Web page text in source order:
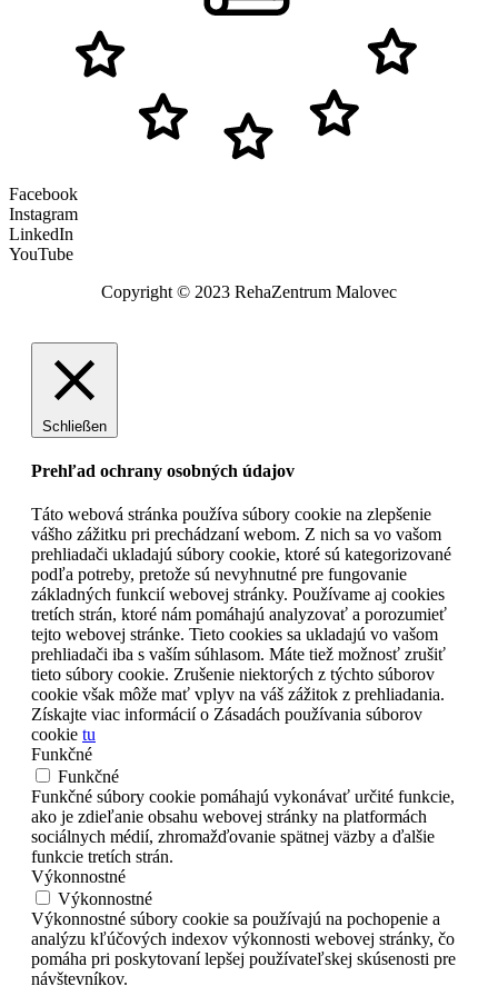
Facebook
Instagram
LinkedIn
YouTube
Copyright © 2023 RehaZentrum Malovec
Schließen
Prehľad ochrany osobných údajov
Táto webová stránka používa súbory cookie na zlepšenie
vášho zážitku pri prechádzaní webom. Z nich sa vo vašom
prehliadači ukladajú súbory cookie, ktoré sú kategorizované
podľa potreby, pretože sú nevyhnutné pre fungovanie
základných funkcií webovej stránky. Používame aj cookies
tretích strán, ktoré nám pomáhajú analyzovať a porozumieť
tejto webovej stránke. Tieto cookies sa ukladajú vo vašom
prehliadači iba s vaším súhlasom. Máte tiež možnosť zrušiť
tieto súbory cookie. Zrušenie niektorých z týchto súborov
cookie však môže mať vplyv na váš zážitok z prehliadania.
Získajte viac informácií o Zásadách používania súborov
cookie tu
Funkčné
Funkčné
Funkčné súbory cookie pomáhajú vykonávať určité funkcie,
ako je zdieľanie obsahu webovej stránky na platformách
sociálnych médií, zhromažďovanie spätnej väzby a ďalšie
funkcie tretích strán.
Výkonnostné
Výkonnostné
Výkonnostné súbory cookie sa používajú na pochopenie a
analýzu kľúčových indexov výkonnosti webovej stránky, čo
pomáha pri poskytovaní lepšej používateľskej skúsenosti pre
návštevníkov.